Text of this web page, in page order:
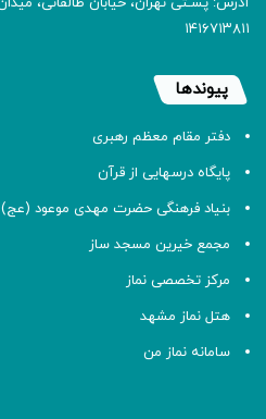
۱۴۱۶۷۱۳۸۱۱
پیوندها
دفتر مقام معظم رهبری
پایگاه درسهایی از قرآن
بنیاد فرهنگی حضرت مهدی موعود (عج)
مجمع خیرین مسجد ساز
مرکز تخصصی نماز
هتل نماز مشهد
سامانه نماز من